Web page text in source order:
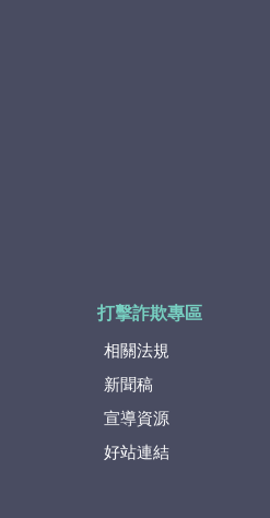
打擊詐欺專區
相關法規
新聞稿
宣導資源
好站連結